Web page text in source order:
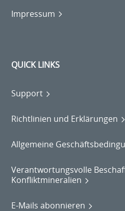
Impressum
QUICK LINKS
Support
Richtlinien und Erklärungen
Allgemeine
Verantwortungsvolle
Konfliktmineralien
E-Mails abonnieren